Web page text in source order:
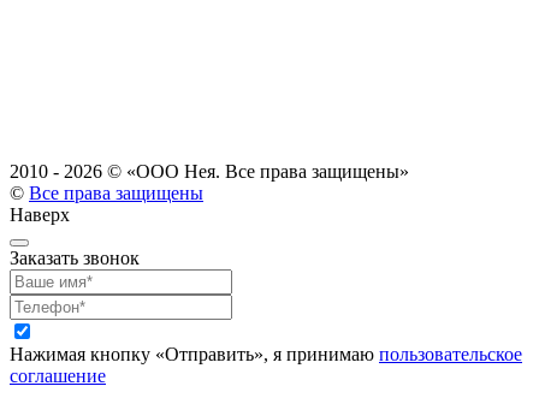
2010 - 2026 © «ООО Нея. Все права защищены»
© Все права защищены
Наверх
Заказать звонок
Нажимая кнопку «Отправить», я принимаю пользовательское
соглашение